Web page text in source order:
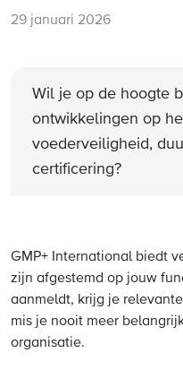
29 januari 2026
Wil je op de hoogte
ontwikkelingen op
voederveiligheid,
certificering?
GMP+ International biedt
zijn afgestemd op jouw
aanmeldt, krijg je
mis je nooit meer
organisatie.